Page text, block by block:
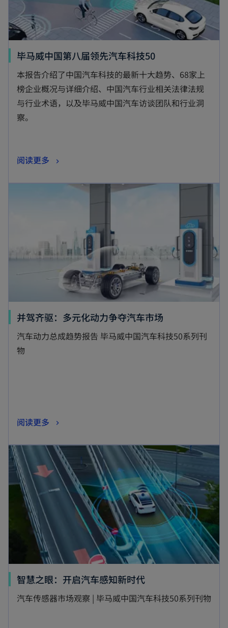
毕马威中国第八届领先汽车科技50
本报告介绍了中国汽车科技的最新十大趋势、68家上
榜企业概况与详细介绍、中国汽车行业相关法律法规
与行业术语，以及毕马威中国汽车访谈团队和行业洞
察。
阅读更多
并驾齐驱：多元化动力争夺汽车市场
汽车动力总成趋势报告 毕马威中国汽车科技50系列刊
物
阅读更多
智慧之眼：开启汽车感知新时代
汽车传感器市场观察 | 毕马威中国汽车科技50系列刊物